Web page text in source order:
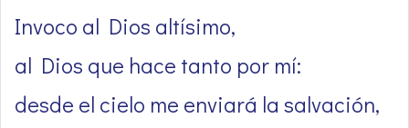
Invoco al Dios altísimo,
al Dios que hace tanto por mí:
desde el cielo me enviará la salvación,